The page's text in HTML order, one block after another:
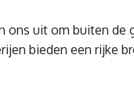
ons uit om buiten
bieden een rijke